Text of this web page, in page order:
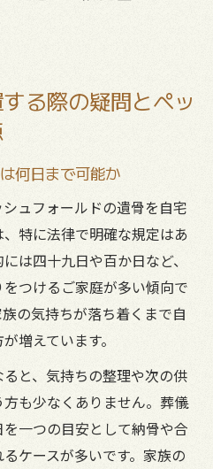
る際の疑問とペッ
何日まで可能か
ュフォールドの遺骨を自宅
特に法律で明確な規定はあ
は四十九日や百か日など、
つけるご家庭が多い傾向で
の気持ちが落ち着くまで自
増えています。
と、気持ちの整理や次の供
も少なくありません。葬儀
一つの目安として納骨や合
ケースが多いです。家族の